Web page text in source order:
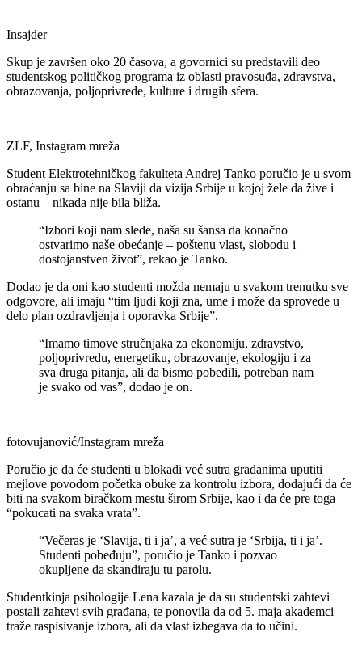
Insajder
Skup je završen oko 20 časova, a govornici su predstavili deo
studentskog političkog programa iz oblasti pravosuđa, zdravstva,
obrazovanja, poljoprivrede, kulture i drugih sfera.
ZLF, Instagram mreža
Student Elektrotehničkog fakulteta Andrej Tanko poručio je u svom
obraćanju sa bine na Slaviji da vizija Srbije u kojoj žele da žive i
ostanu – nikada nije bila bliža.
“Izbori koji nam slede, naša su šansa da konačno
ostvarimo naše obećanje – poštenu vlast, slobodu i
dostojanstven život”, rekao je Tanko.
Dodao je da oni kao studenti možda nemaju u svakom trenutku sve
odgovore, ali imaju “tim ljudi koji zna, ume i može da sprovede u
delo plan ozdravljenja i oporavka Srbije”.
“Imamo timove stručnjaka za ekonomiju, zdravstvo,
poljoprivredu, energetiku, obrazovanje, ekologiju i za
sva druga pitanja, ali da bismo pobedili, potreban nam
je svako od vas”, dodao je on.
fotovujanović/Instagram mreža
Poručio je da će studenti u blokadi već sutra građanima uputiti
mejlove povodom početka obuke za kontrolu izbora, dodajući da će
biti na svakom biračkom mestu širom Srbije, kao i da će pre toga
“pokucati na svaka vrata”.
“Večeras je ‘Slavija, ti i ja’, a već sutra je ‘Srbija, ti i ja’.
Studenti pobeđuju”, poručio je Tanko i pozvao
okupljene da skandiraju tu parolu.
Studentkinja psihologije Lena kazala je da su studentski zahtevi
postali zahtevi svih građana, te ponovila da od 5. maja akademci
traže raspisivanje izbora, ali da vlast izbegava da to učini.